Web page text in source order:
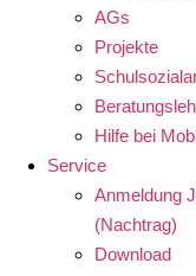
AGs
Projekte
Hilfe bei
Service
Anmeldung
(Nachtrag)
Download